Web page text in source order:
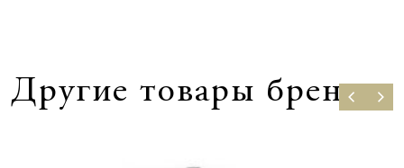
Другие товары бренда